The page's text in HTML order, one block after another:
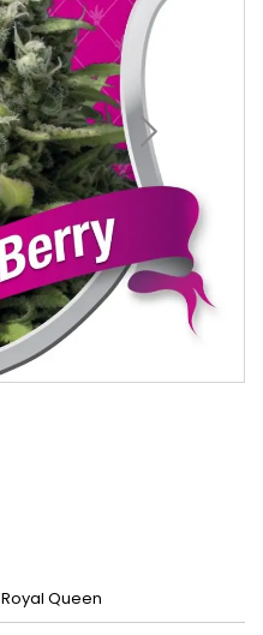
Royal Queen